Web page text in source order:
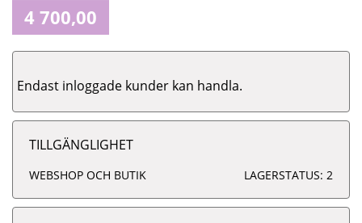
4 700,00
Endast inloggade kunder kan handla.
TILLGÄNGLIGHET
WEBSHOP OCH BUTIK LAGERSTATUS: 2